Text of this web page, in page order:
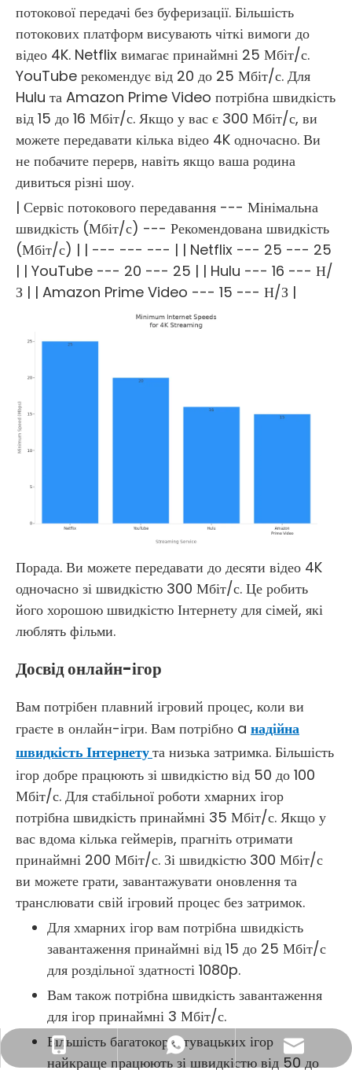
потокової передачі без буферизації. Більшість
потокових платформ висувають чіткі вимоги до
відео 4K. Netflix вимагає принаймні 25 Мбіт/с.
YouTube рекомендує від 20 до 25 Мбіт/с. Для
Hulu та Amazon Prime Video потрібна швидкість
від 15 до 16 Мбіт/с. Якщо у вас є 300 Мбіт/с, ви
можете передавати кілька відео 4K одночасно. Ви
не побачите перерв, навіть якщо ваша родина
дивиться різні шоу.
| Сервіс потокового передавання --- Мінімальна
швидкість (Мбіт/с) --- Рекомендована швидкість
(Мбіт/с) | | --- --- --- | | Netflix --- 25 --- 25
| | YouTube --- 20 --- 25 | | Hulu --- 16 --- Н/
З | | Amazon Prime Video --- 15 --- Н/З |
Порада. Ви можете передавати до десяти відео 4K
одночасно зі швидкістю 300 Мбіт/с. Це робить
його хорошою швидкістю Інтернету для сімей, які
люблять фільми.
Досвід онлайн-ігор
Вам потрібен плавний ігровий процес, коли ви
граєте в онлайн-ігри. Вам потрібно a надійна
швидкість Інтернетута низька затримка. Більшість
ігор добре працюють зі швидкістю від 50 до 100
Мбіт/с. Для стабільної роботи хмарних ігор
потрібна швидкість принаймні 35 Мбіт/с. Якщо у
вас вдома кілька геймерів, прагніть отримати
принаймні 200 Мбіт/с. Зі швидкістю 300 Мбіт/с
ви можете грати, завантажувати оновлення та
транслювати свій ігровий процес без затримок.
Для хмарних ігор вам потрібна швидкість
завантаження принаймні від 15 до 25 Мбіт/с
для роздільної здатності 1080p.
Вам також потрібна швидкість завантаження
для ігор принаймні 3 Мбіт/с.
Більшість багатокористувацьких ігор
найкраще працюють зі швидкістю від 50 до
+86- 13923714138
+86 13923714138
Ділова електронна адреса: sales@lb-link.com